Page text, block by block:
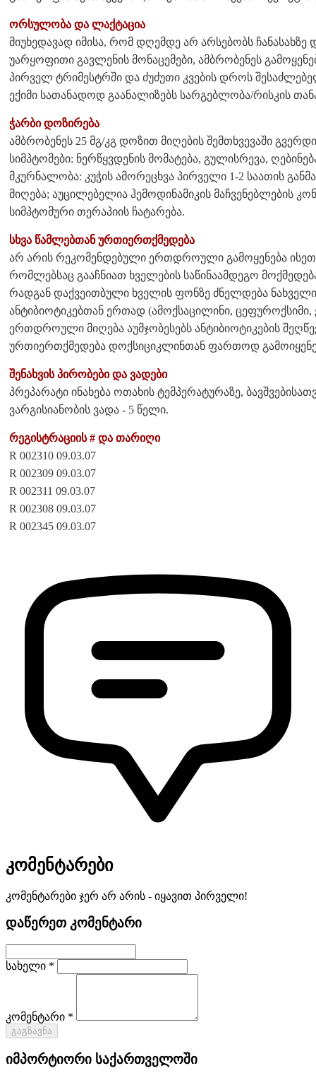
ორსულობა და ლაქტაცია
მიუხედავად იმისა, რომ დღემდე არ არსებობს
უარყოფითი გავლენის მონაცემები, ამბრობენეს
პირველ ტრიმესტრში და ძუძუთი კვების დროს
ექიმი სათანადოდ გაანალიზებს სარგებლობა/რისკის
ჭარბი დოზირება
ამბრობენეს 25 მგ/კგ დოზით მიღების შემთხვევაში
სიმპტომები: ნერწყვდენის მომატება, გულისრევა,
მკურნალობა: კუჭის ამორეცხვა პირველი 1-2 საათის
მიღება; აუცილებელია ჰემოდინამიკის მაჩვენებლების
სიმპტომური თერაპიის ჩატარება.
სხვა წამლებთან ურთიერთქმედება
არ არის რეკომენდებული ერთდროული გამოყენება
რომლებსაც გააჩნიათ ხველების საწინაამდეგო
რადგან დაქვეითბული ხველის ფონზე ძნელდება
ანტიბიოტიკებთან ერთად (ამოქსაცილინი,
ერთდროული მიღება აუმჯობესებს ანტიბიოტიკების
ურთიერთქმედება დოქსიციკლინთან ფართოდ
შენახვის პირობები და ვადები
პრეპარატი ინახება ოთახის ტემპერატურაზე,
ვარგისიანობის ვადა - 5 წელი.
რეგისტრაციის # და თარიღი
R 002310 09.03.07
R 002309 09.03.07
R 002311 09.03.07
R 002308 09.03.07
R 002345 09.03.07
კომენტარები
კომენტარები ჯერ არ არის - იყავით პირველი!
დაწერეთ კომენტარი
სახელი *
კომენტარი *
გაგზავნა
იმპორტიორი საქართველოში